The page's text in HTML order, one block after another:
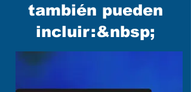
también pueden
incluir:&nbsp;